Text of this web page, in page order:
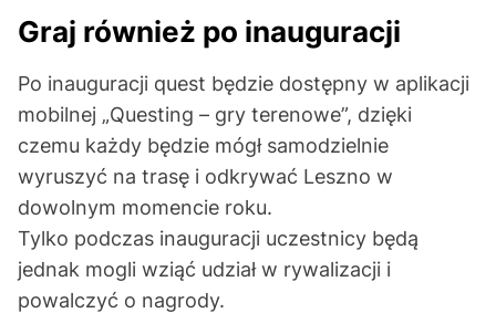
Graj również po inauguracji
Po inauguracji quest będzie dostępny w aplikacji
mobilnej „Questing – gry terenowe”, dzięki
czemu każdy będzie mógł samodzielnie
wyruszyć na trasę i odkrywać Leszno w
dowolnym momencie roku.
Tylko podczas inauguracji uczestnicy będą
jednak mogli wziąć udział w rywalizacji i
powalczyć o nagrody.